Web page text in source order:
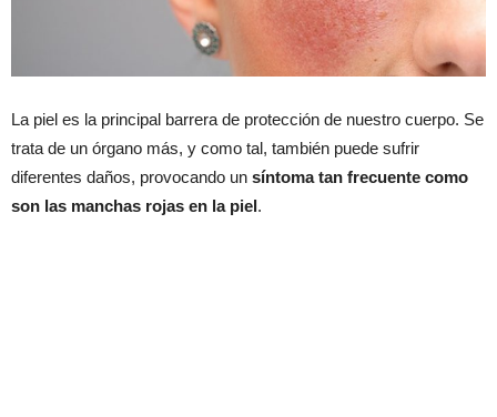
La piel es la principal barrera de protección de nuestro cuerpo. Se
trata de un órgano más, y como tal, también puede sufrir
diferentes daños, provocando un síntoma tan frecuente como
son las manchas rojas en la piel.